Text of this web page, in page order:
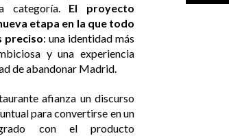
categoría. El proyecto
etapa en la que todo
preciso: una identidad más
y una experiencia
de abandonar Madrid.
afianza un discurso
para convertirse en un
con el producto